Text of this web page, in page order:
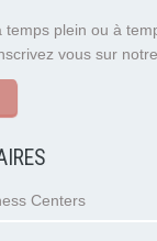
temps plein ou à
vous sur
Centers